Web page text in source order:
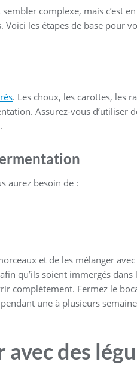
complexe, mais c’est
les étapes de base pour
. Les choux, les carottes, les
Assurez-vous d’utiliser
aurez besoin de :
et de les mélanger
qu’ils soient immergés
complètement. Fermez le
une à plusieurs
des